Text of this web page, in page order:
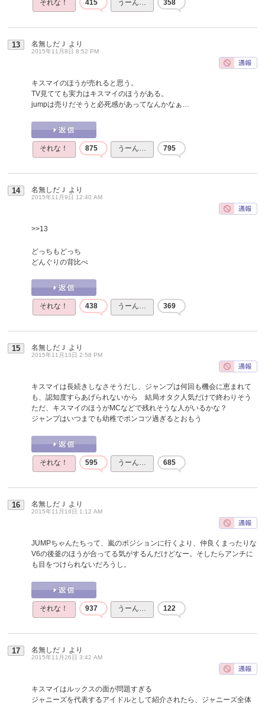
それな！ 415 うーん… 358
13 名無しだＪ より
2015年11月8日 8:52 PM
キスマイのほうが売れると思う。
TV見てても実力はキスマイのほうがある。
jumpは売りだそうと必死感があってなんかなぁ…
それな！ 875 うーん… 795
14 名無しだＪ より
2015年11月9日 12:40 AM
>>13
どっちもどっち
どんぐりの背比べ
それな！ 438 うーん… 369
15 名無しだＪ より
2015年11月13日 2:58 PM
キスマイは長続きしなさそうだし、ジャンプは何回も機会に恵まれて
も、認知度すらあげられないから 結局オタク人気だけで終わりそう
ただ、キスマイのほうがMCなどで残れそうな人がいるかな？
ジャンプはいつまでも幼稚でポンコツ過ぎるとおもう
それな！ 595 うーん… 685
16 名無しだＪ より
2015年11月16日 1:12 AM
JUMPちゃんたちって、嵐のポジションに行くより、仲良くまったりな
V6の後釜のほうが合ってる気がするんだけどなー。そしたらアンチに
も目をつけられないだろうし。
それな！ 937 うーん… 122
17 名無しだＪ より
2015年11月26日 3:42 AM
キスマイはルックスの面が問題すぎる
ジャニーズを代表するアイドルとして紹介されたら、ジャニーズ全体